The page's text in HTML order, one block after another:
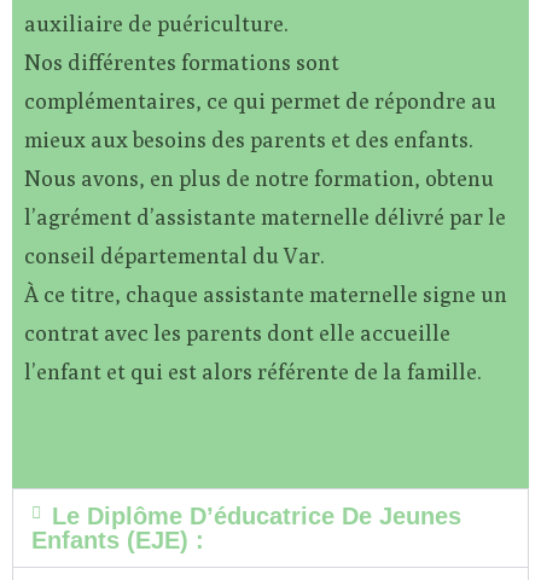
auxiliaire de puériculture.
Nos différentes formations sont
complémentaires, ce qui permet de répondre au
mieux aux besoins des parents et des enfants.
Nous avons, en plus de notre formation, obtenu
l’agrément d’assistante maternelle délivré par le
conseil départemental du Var.
À ce titre, chaque assistante maternelle signe un
contrat avec les parents dont elle accueille
l’enfant et qui est alors référente de la famille.
Le Diplôme D’éducatrice De Jeunes
Enfants (EJE) :